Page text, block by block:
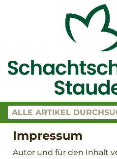
Impressum
Autor und für den Inhalt